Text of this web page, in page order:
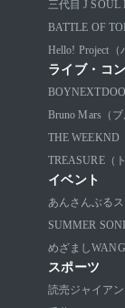
三代目 J SOUL
BATTLE OF
Hello! Project（
ライブ・コ
Bruno Mars（
THE WEEKND
TREASURE（
イベント
あんさんぶる
SUMMER
めざまし
スポーツ
読売ジャイアン